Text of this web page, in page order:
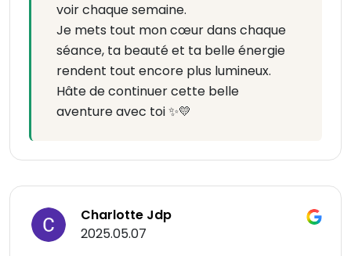
voir chaque semaine.
Je mets tout mon cœur dans chaque
séance, ta beauté et ta belle énergie
rendent tout encore plus lumineux.
Hâte de continuer cette belle
aventure avec toi ✨💛
Charlotte Jdp
2025.05.07